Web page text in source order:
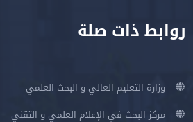
روابط ذات صلة
وزارة التعليم العالي و البحث العلمي
مركز البحث في الإعلام العلمي و التقني